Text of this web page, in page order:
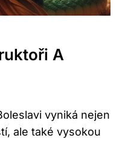
A
vyniká nejen
ale také vysokou